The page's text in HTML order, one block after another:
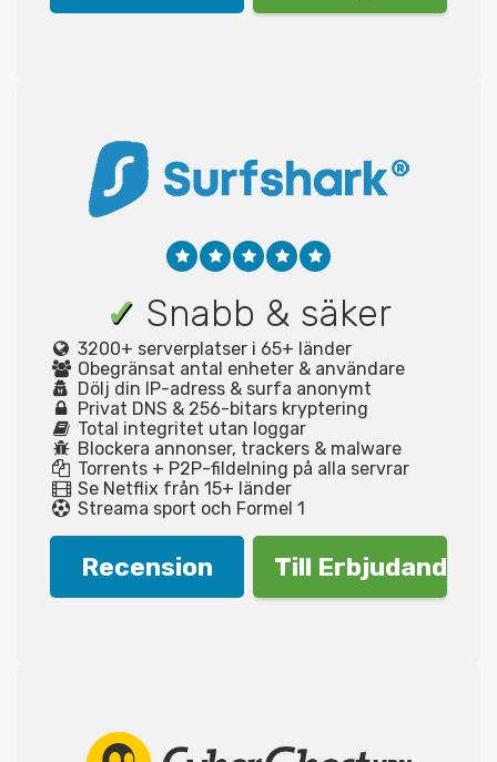
✓ Snabb & säker
3200+ serverplatser i 65+ länder
Obegränsat antal enheter & användare
Dölj din IP-adress & surfa anonymt
Privat DNS & 256-bitars kryptering
Total integritet utan loggar
Blockera annonser, trackers & malware
Torrents + P2P-fildelning på alla servrar
Se Netflix från 15+ länder
Streama sport och Formel 1
Recension Till Erbjudande!